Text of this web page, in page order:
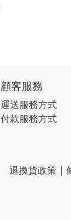
顧客服務
運送服務方式
付款服務方式
退換貨政策 |